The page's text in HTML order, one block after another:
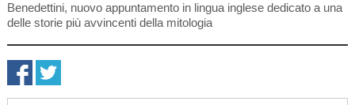
Benedettini, nuovo appuntamento in lingua inglese dedicato a una
delle storie più avvincenti della mitologia